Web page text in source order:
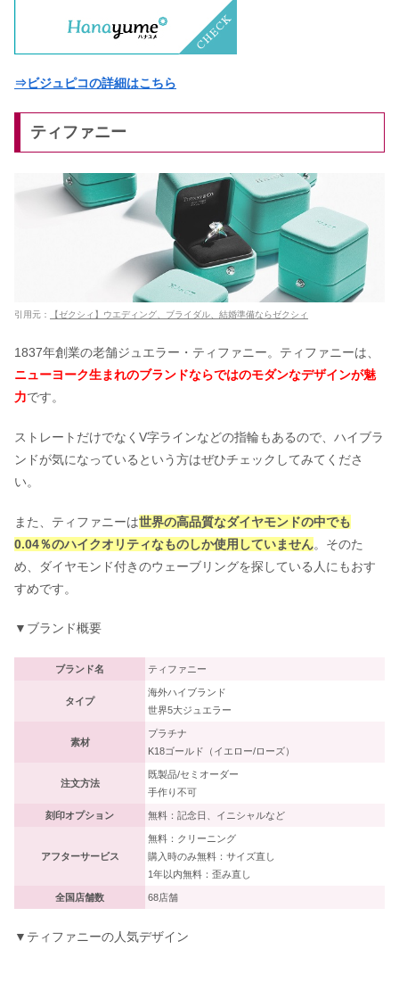
⇒ビジュピコの詳細はこちら
ティファニー
引用元： 【ゼクシィ】ウエディング、ブライダル、結婚準備ならゼクシィ
1837年創業の老舗ジュエラー・ティファニー。ティファニーは、
ニューヨーク生まれのブランドならではのモダンなデザインが魅
力です。
ストレートだけでなくV字ラインなどの指輪もあるので、ハイブラ
ンドが気になっているという方はぜひチェックしてみてくださ
い。
また、ティファニーは世界の高品質なダイヤモンドの中でも
0.04％のハイクオリティなものしか使用していません。そのた
め、ダイヤモンド付きのウェーブリングを探している人にもおす
すめです。
▼ブランド概要
ブランド名 ティファニー
タイプ
海外ハイブランド
世界5大ジュエラー
素材
プラチナ
K18ゴールド（イエロー/ローズ）
注文方法
既製品/セミオーダー
手作り不可
刻印オプション 無料：記念日、イニシャルなど
アフターサービス
無料：クリーニング
購入時のみ無料：サイズ直し
1年以内無料：歪み直し
全国店舗数 68店舗
▼ティファニーの人気デザイン